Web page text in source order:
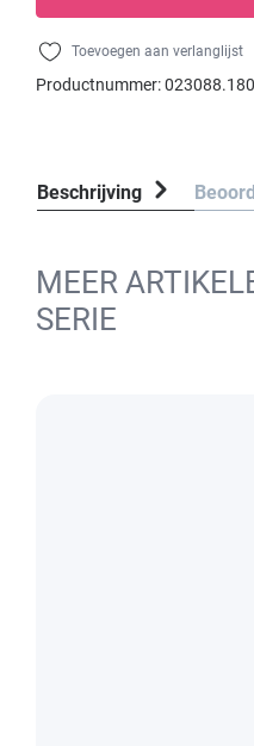
Toevoegen aan verlanglijst
Productnummer:
Beschrijving
MEER
SERIE